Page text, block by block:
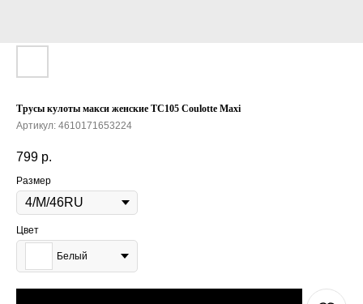
Трусы кулоты макси женские TC105 Coulotte Maxi
Артикул: 4610171653224
799 р.
Размер
Цвет
Белый